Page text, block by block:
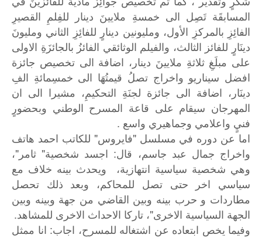
المسابقَة تَصِل الى خمسةِ ملايينَ دينار للفِلمِ القصيرِ
الفائِزِ بالمركزِ الأول، ومليونين دينارٍ للفائِزِ الثاني ومليونَ
دينَارٍ للفائز الثالث، والفيلم الوثائقي الفائزُ بالجائزَةِ الاولى
على مبلَغِ ثلاثةِ ملايينَ دينار، اضافة الى تخصيص جائزة
افضل سيناريو واخراج تصلُ قيمتُهَا الى خمسِمائةِ الفِ
دينَار، اضافة الى جائزة لجنَةِ التحكيمِ، مشيرا الى ان
المهرجان سيقام على قاعة المسرح الوطني وبحضورٍ
فنيٍ واعلامي وجماهيري واسع .
اما عن دوره في مسلسل "فايروس" للكاتب احمد هاتف
واخراج جمال عبد جاسم، قال: اجسد شخصية" ثامر"،
وهي شخصية سياسية انتهازية، ويحدث بينه خلاف مع
سياسي اخر حتى تصل للمحاكم، وبعد ذلك تحصل
مطاردات و حرب بينه وبين القاضي من جهة وبينه وبين
الجهة السياسية الاخرى"، تاركا الاحداث الاخرى للمشاهد.
وفيما يخص ابتعاده عن اشتغاله للمسرح، اجاب: انا ممثل